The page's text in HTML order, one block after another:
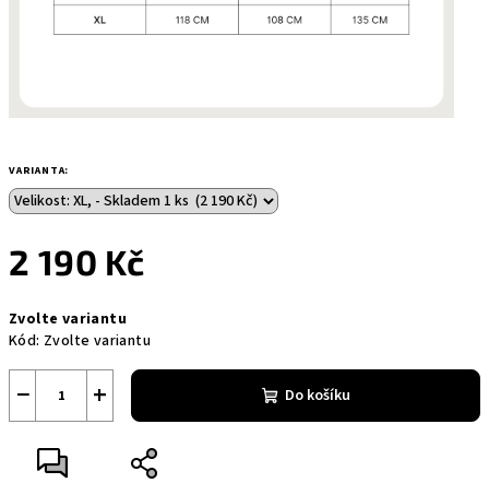
VARIANTA:
2 190 Kč
cena:
Zvolte variantu
Kód: Zvolte variantu
+
− Do košíku